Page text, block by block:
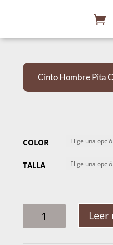
Cinto Hombre Pita
COLOR
TALLA
HOMBRE
Leer